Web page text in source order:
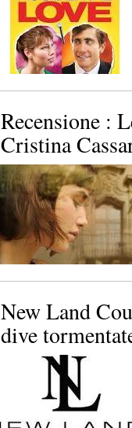
Recensione :
Cristina
New Land
dive